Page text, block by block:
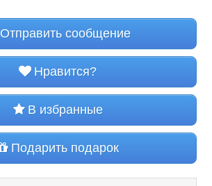
Отправить сообщение
Нравится?
В избранные
Подарить подарок